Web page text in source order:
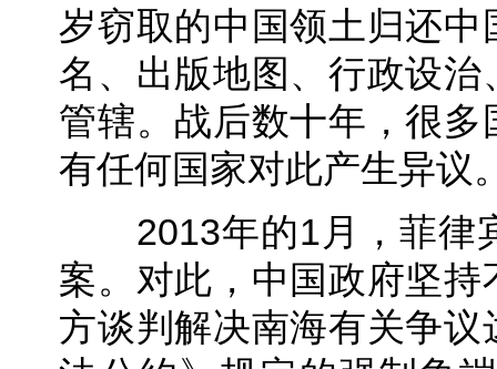
岁窃取的中国领土归还
名、出版地图、行政设
管辖。战后数十年，很
有任何国家对此产生异议
2013年的1月，菲律
案。对此，中国政府坚
方谈判解决南海有关争